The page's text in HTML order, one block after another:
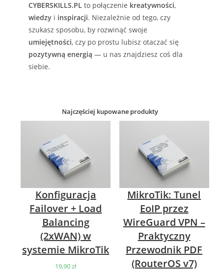
CYBERSKILLS.PL to połączenie kreatywności,
wiedzy i inspiracji. Niezależnie od tego, czy
szukasz sposobu, by rozwinąć swoje
umiejętności, czy po prostu lubisz otaczać się
pozytywną energią — u nas znajdziesz coś dla
siebie.
Najczęściej kupowane produkty
Konfiguracja
Failover + Load
Balancing
(2xWAN) w
systemie MikroTik
19,90zł
MikroTik: Tunel
EoIP przez
WireGuard VPN –
Praktyczny
Przewodnik PDF
(RouterOS v7)